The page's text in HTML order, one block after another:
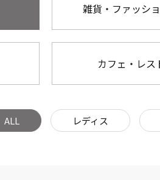
雑貨・ファッシ
カフェ・レス
ALL レディス